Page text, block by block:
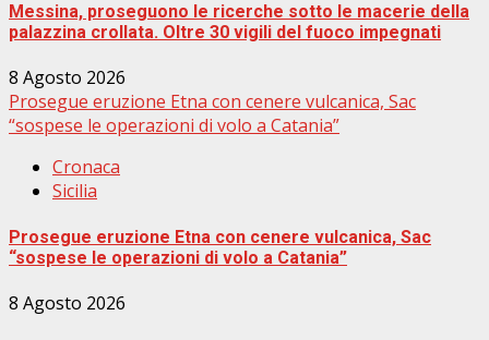
Messina, proseguono le ricerche sotto le macerie della
palazzina crollata. Oltre 30 vigili del fuoco impegnati
8 Agosto 2026
Prosegue eruzione Etna con cenere vulcanica, Sac
“sospese le operazioni di volo a Catania”
Cronaca
Sicilia
Prosegue eruzione Etna con cenere vulcanica, Sac
“sospese le operazioni di volo a Catania”
8 Agosto 2026